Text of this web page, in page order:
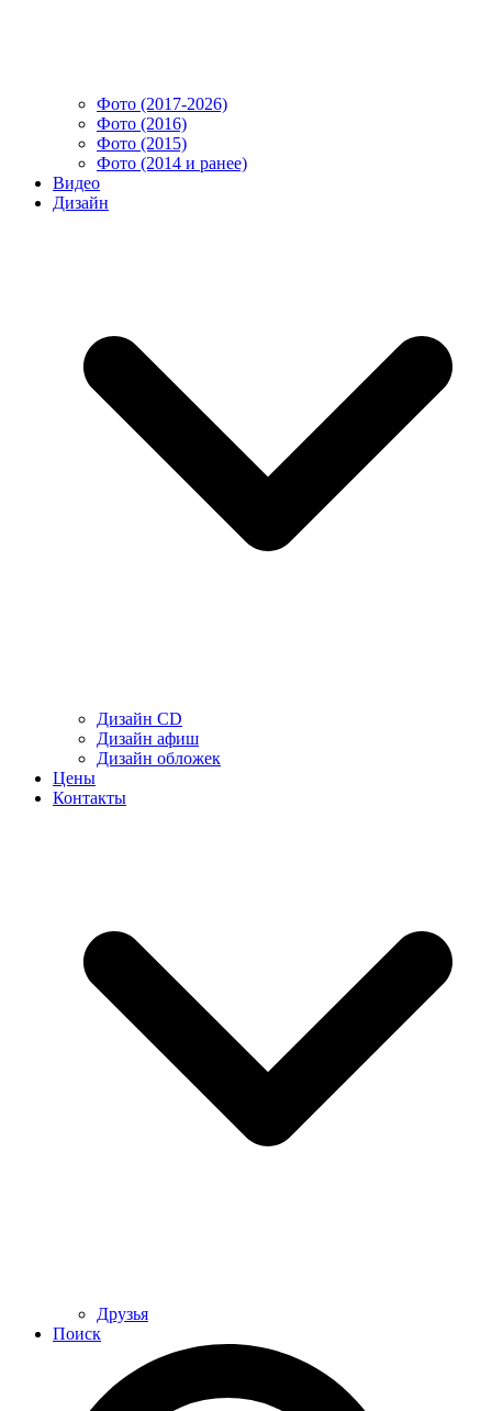
Фото (2017-2026)
Фото (2016)
Фото (2015)
Фото (2014 и ранее)
Видео
Дизайн
Дизайн CD
Дизайн афиш
Дизайн обложек
Цены
Контакты
Друзья
Поиск